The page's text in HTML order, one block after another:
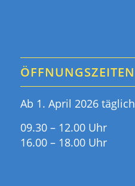
ÖFFNUNGSZEITEN
Ab 1. April 2026 täglich
09.30 – 12.00 Uhr
16.00 – 18.00 Uhr